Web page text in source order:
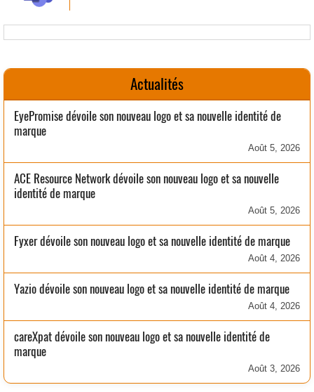
Actualités
EyePromise dévoile son nouveau logo et sa nouvelle identité de
marque
Août 5, 2026
ACE Resource Network dévoile son nouveau logo et sa nouvelle
identité de marque
Août 5, 2026
Fyxer dévoile son nouveau logo et sa nouvelle identité de marque
Août 4, 2026
Yazio dévoile son nouveau logo et sa nouvelle identité de marque
Août 4, 2026
careXpat dévoile son nouveau logo et sa nouvelle identité de
marque
Août 3, 2026